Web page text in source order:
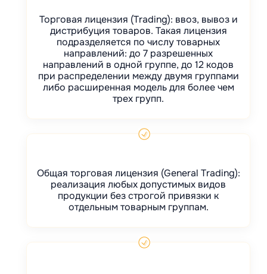
Торговая лицензия (Trading): ввоз, вывоз и
дистрибуция товаров. Такая лицензия
подразделяется по числу товарных
направлений: до 7 разрешенных
направлений в одной группе, до 12 кодов
при распределении между двумя группами
либо расширенная модель для более чем
трех групп.
Общая торговая лицензия (General Trading):
реализация любых допустимых видов
продукции без строгой привязки к
отдельным товарным группам.